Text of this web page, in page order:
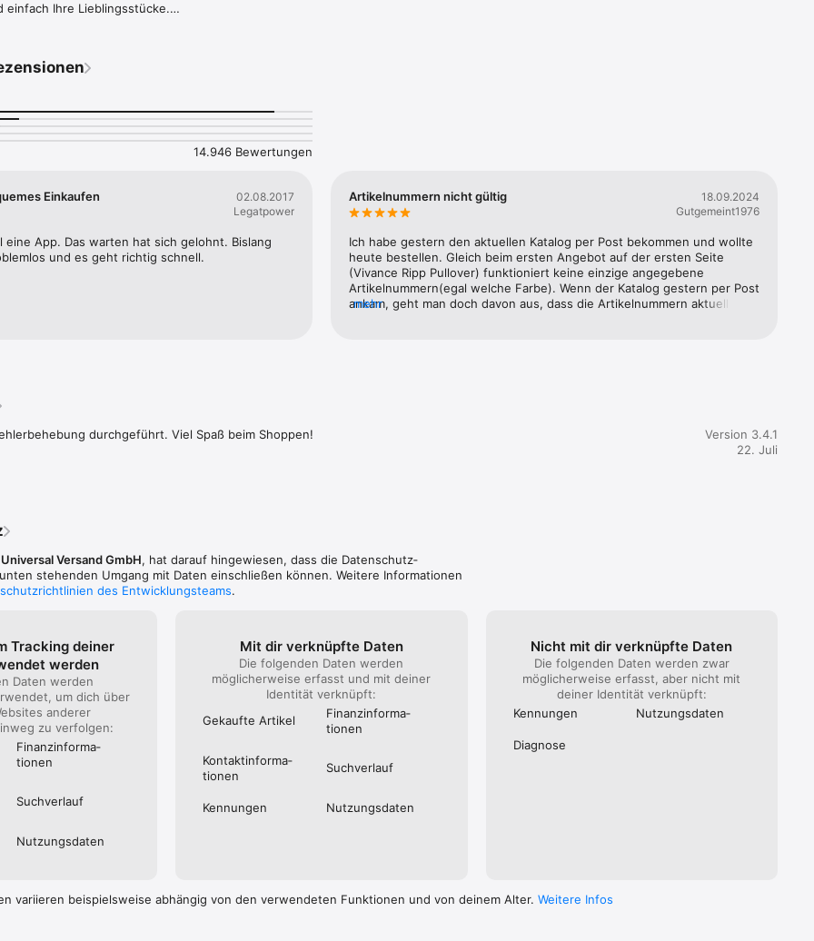
einfach Ihre Lieblingsstücke.
exklusiv für die App.
mit Ihren Freunden.
für Frauen, Männer und Kinder von Top-Marken.
Produkte zu Ihrer Wunschliste hinzu.
14.946 Bewertungen
Einkaufen
02.08.2017
Legatpower
eine App. Das warten hat sich gelohnt. Bislang
und es geht richtig schnell.
Artikelnummern nicht gültig
18.09.2024
Gutgemeint1976
Ich habe gestern den aktuellen Katalog per Post bekommen und wollte
heute bestellen. Gleich beim ersten Angebot auf der ersten Seite
(Vivance Ripp Pullover) funktioniert keine einzige angegebene
Artikelnummern(egal welche Farbe). Wenn der Katalog gestern per Post
ankam, geht man doch davon aus, dass die Artikelnummern aktuell sind.
mehr
durchgeführt. Viel Spaß beim Shoppen!
Version 3.4.1
22. Juli
Universal Versand GmbH, hat darauf hingewiesen, dass die Datenschutz­
stehenden Umgang mit Daten einschließen können. Weitere Informationen
des Entwicklungsteams.
Tracking deiner
werden
Daten werden
um dich über
anderer
zu verfolgen:
Finanz­informa­
tionen
Suchverlauf
Nutzungs­daten
Mit dir verknüpfte Daten
Die folgenden Daten werden
möglicherweise erfasst und mit deiner
Identität verknüpft:
Gekaufte Artikel
Finanz­informa­
tionen
Kontakt­informa­
tionen
Suchverlauf
Kennungen Nutzungs­daten
Nicht mit dir verknüpfte Daten
Die folgenden Daten werden zwar
möglicherweise erfasst, aber nicht mit
deiner Identität verknüpft:
Kennungen
Nutzungs­daten
Diagnose
variieren beispielsweise abhängig von den verwendeten Funktionen und von deinem Alter. Weitere Infos